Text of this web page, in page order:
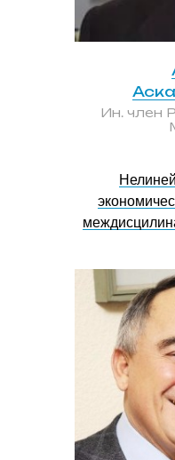
Ин. член